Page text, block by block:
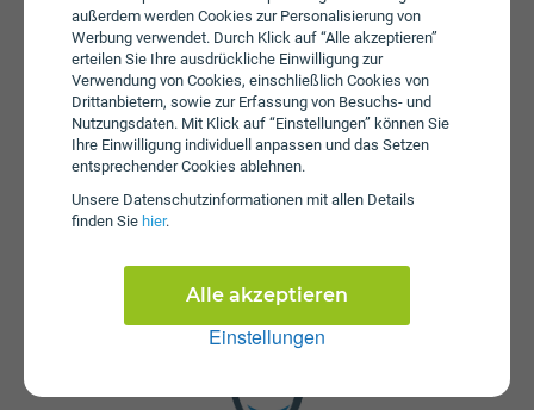
außerdem werden Cookies zur Personalisierung von
Werbung verwendet. Durch Klick auf “Alle akzeptieren”
erteilen Sie Ihre ausdrückliche Einwilligung zur
Verwendung von Cookies, einschließlich Cookies von
Drittanbietern, sowie zur Erfassung von Besuchs- und
Nutzungsdaten. Mit Klick auf “Einstellungen” können Sie
Ihre Einwilligung individuell anpassen und das Setzen
entsprechender Cookies ablehnen.
Unsere Daten­schutz­informationen mit allen Details
finden Sie hier.
Einstellungen
Alle akzeptieren
monatliche Gebühren von € 119,99 an. Weiters fallen
einmalige Gebühren von bis zu € 167,00 an.
Die Vertragslaufzeit bei Internet fiber 1000 NAT + IP-
Festnetz beträgt 24 Monate. Die Kündigungsfrist beträgt 1
Monat.